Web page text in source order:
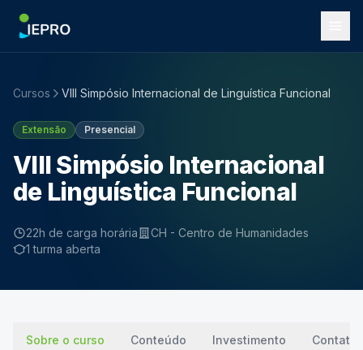
Cursos VIII Simpósio Internacional de Linguística Funcional
Extensão Presencial
VIII Simpósio Internacional
de Linguística Funcional
22h de carga horária
CH - Centro de Humanidades
1 turma aberta
Sobre o curso Conteúdo Investimento Contato